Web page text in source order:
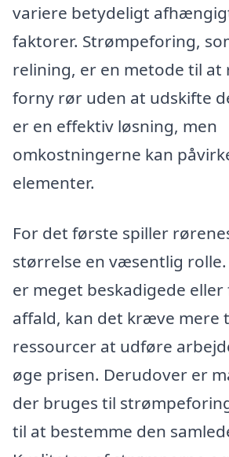
variere betydeligt
faktorer. Strømpeforing,
relining, er en metode til at
forny rør uden at udskifte
er en effektiv løsning, men
omkostningerne kan
elementer.
For det første spiller
størrelse en væsentlig
er meget beskadigede eller
affald, kan det kræve mere
ressourcer at udføre
øge prisen. Derudover er
der bruges til
til at bestemme den